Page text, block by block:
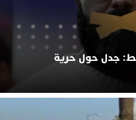
جدل حول حرية